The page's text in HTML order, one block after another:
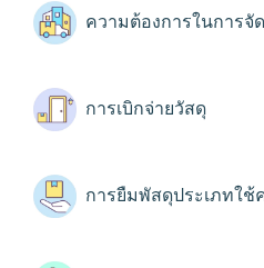
ความต้องการในการจั
การเบิกจ่ายวัสดุ
การยืมพัสดุประเภทใช้